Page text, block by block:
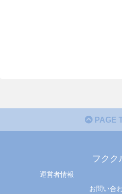
PAGE
フクク
運営者情報
お問い合